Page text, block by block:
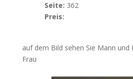
Seite: 362
Preis:
auf dem Bild sehen Sie Mann und
Frau